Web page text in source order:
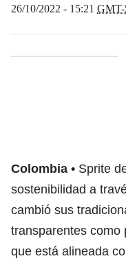
26/10/2022 - 15:21
Colombia
Sprite
sostenibilidad a
cambió sus
transparentes como
que está alineada